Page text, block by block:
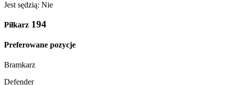
Jest sędzią: Nie
Piłkarz 194
Preferowane pozycje
Bramkarz
Defender